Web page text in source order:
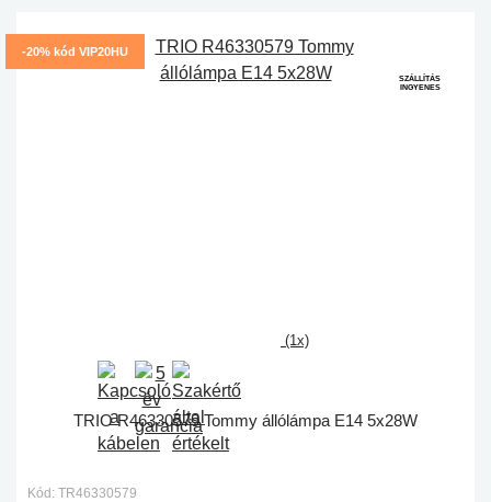
-20% kód VIP20HU
SZÁLLÍTÁS
INGYENES
(1x)
TRIO R46330579 Tommy állólámpa E14 5x28W
Kód: TR46330579